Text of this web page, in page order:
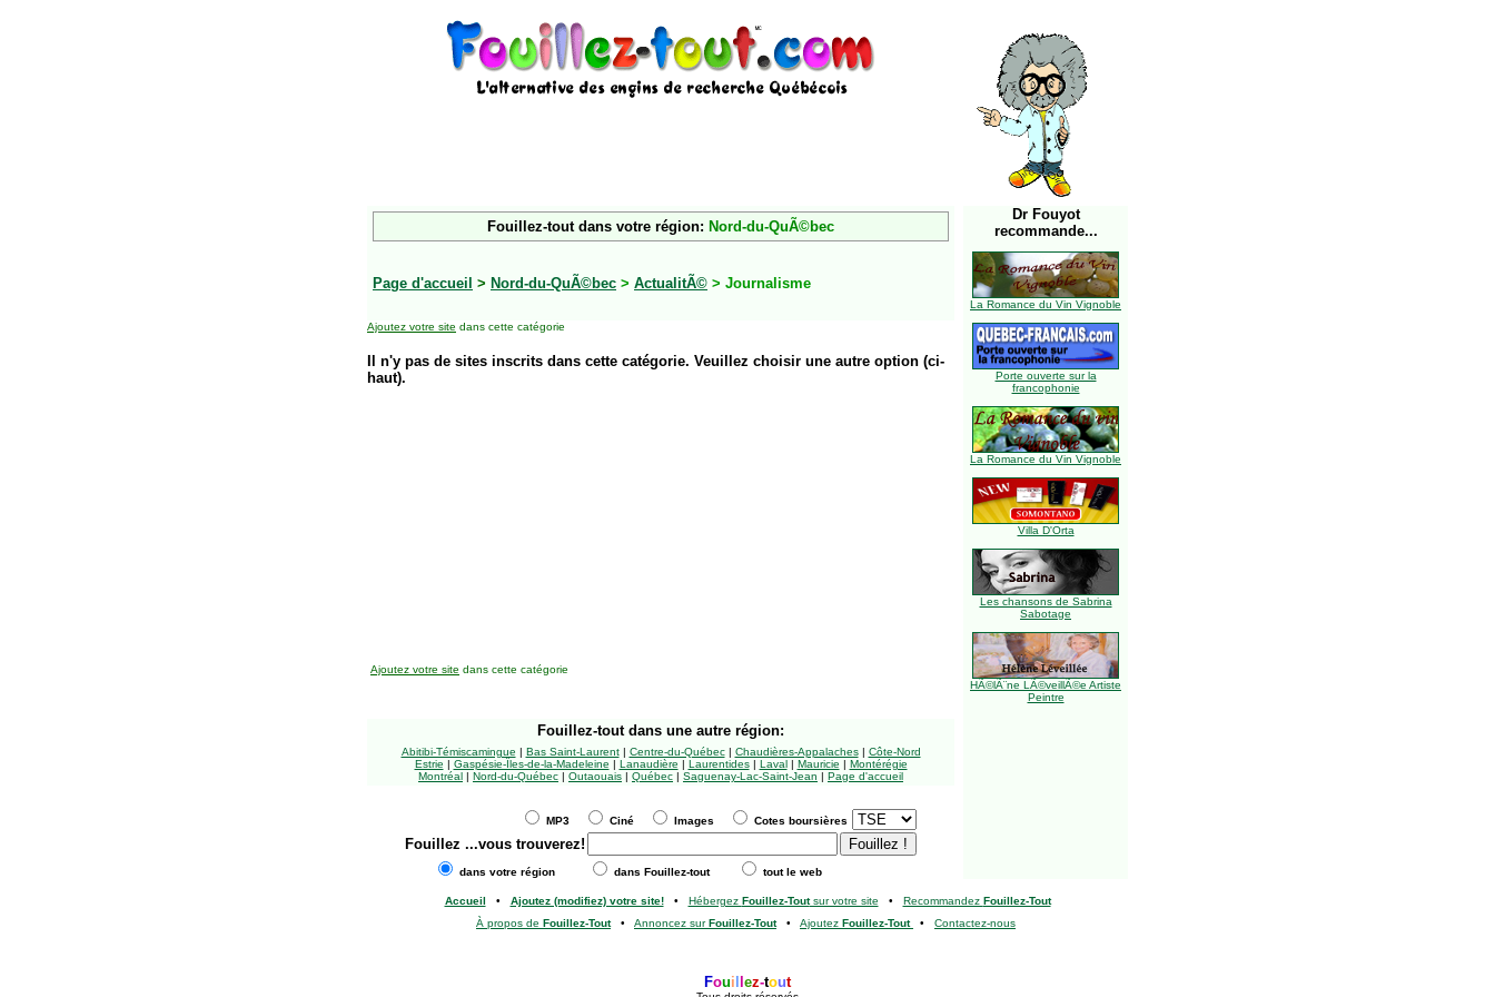
Fouillez-tout dans votre région: Nord-du-QuÃ©bec
Page d'accueil > Nord-du-QuÃ©bec > ActualitÃ© > Journalisme
Ajoutez votre site dans cette catégorie
Il n'y pas de sites inscrits dans cette catégorie. Veuillez choisir une autre option (ci-
haut).
Dr Fouyot
recommande...
La Romance du Vin Vignoble
Porte ouverte sur la
francophonie
La Romance du Vin Vignoble
Villa D'Orta
Les chansons de Sabrina
Sabotage
HÃ©lÃ¨ne LÃ©veillÃ©e Artiste
Peintre
Ajoutez votre site dans cette catégorie
Fouillez-tout dans une autre région:
Abitibi-Témiscamingue | Bas Saint-Laurent| Centre-du-Québec| Chaudières-Appalaches| Côte-Nord
Estrie | Gaspésie-Îles-de-la-Madeleine | Lanaudière | Laurentides| Laval| Mauricie | Montérégie
Montréal | Nord-du-Québec | Outaouais | Québec | Saguenay-Lac-Saint-Jean | Page d'accueil
MP3 Ciné Images Cotes boursières
Fouillez ...vous trouverez!
dans votre région dans Fouillez-tout tout le web
Accueil • Ajoutez (modifiez) votre site!• Hébergez Fouillez-Toutsur votre site • Recommandez Fouillez-Tout
À propos de Fouillez-Tout• Annoncez surFouillez-Tout• Ajoutez Fouillez-Tout • Contactez-nous
Foui ez-tout